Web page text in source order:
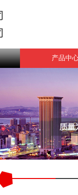
产品中